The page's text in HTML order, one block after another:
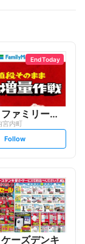
End Today
ファミリーマート
宮内町
s
t
l
o
w
Follow
ケーズデンキ